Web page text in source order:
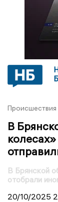
Происшествия
В
В Брянской
отобрали
20/10/2025